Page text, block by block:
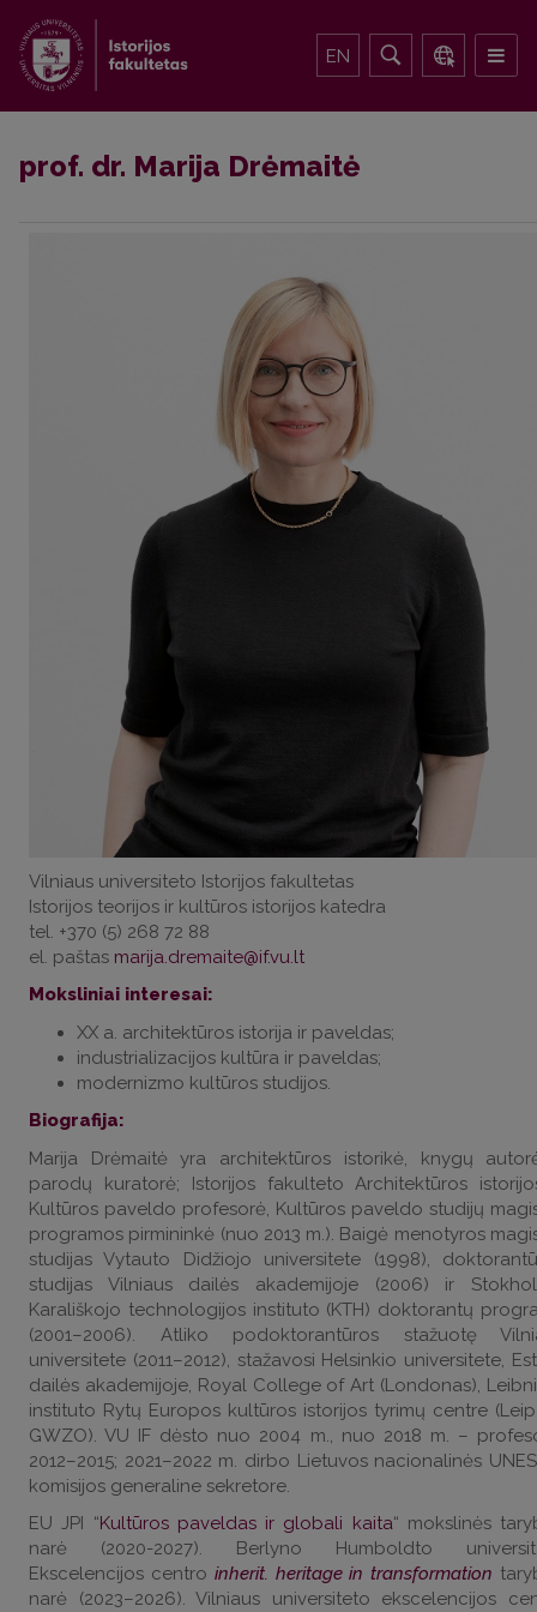
EN
prof. dr. Marija Drėmaitė
Vilniaus universiteto Istorijos fakultetas
Istorijos teorijos ir kultūros istorijos katedra
tel. +370 (5) 268 72 88
el. paštas
Moksliniai interesai:
XX a. architektūros istorija ir paveldas;
industrializacijos kultūra ir paveldas;
modernizmo kultūros studijos.
Biografija:
Marija Drėmaitė yra architektūros istorikė, knygų
parodų kuratorė; Istorijos fakulteto Architektūros
Kultūros paveldo profesorė, Kultūros paveldo studijų
programos pirmininkė (nuo 2013 m.). Baigė menotyros
studijas Vytauto Didžiojo universitete (1998),
studijas Vilniaus dailės akademijoje (2006) ir
Karališkojo technologijos instituto (KTH) doktorantų
(2001–2006). Atliko podoktorantūros stažuotę
universitete (2011–2012), stažavosi Helsinkio universitete,
dailės akademijoje, Royal College of Art (Londonas),
instituto Rytų Europos kultūros istorijos tyrimų centre
GWZO). VU IF dėsto nuo 2004 m., nuo 2018 m. –
2012–2015; 2021–2022 m. dirbo Lietuvos nacionalinės
komisijos generaline sekretore.
EU JPI “Kultūros paveldas ir globali kaita“ mokslinės
narė (2020-2027). Berlyno Humboldto
Ekscelencijos centro inherit. heritage in transformation
narė (2023–2026). Vilniaus universiteto ekscelencijos